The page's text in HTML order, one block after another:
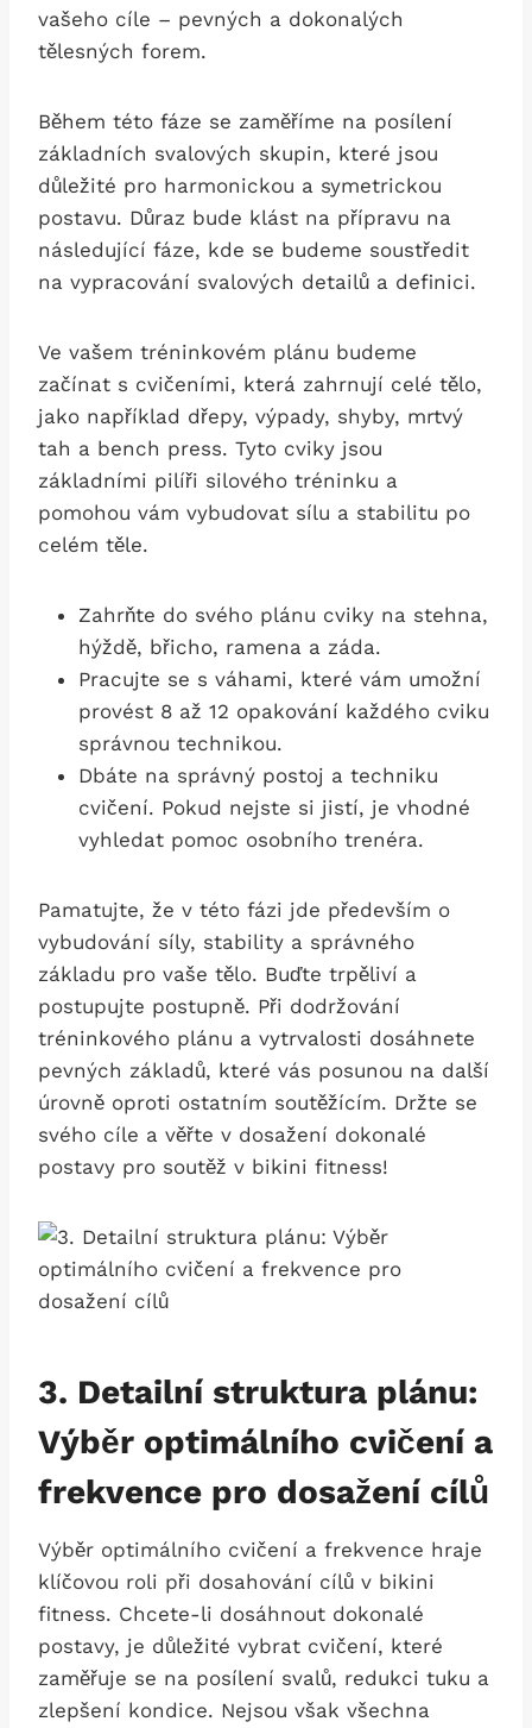
vašeho cíle – pevných a‌ dokonalých
tělesných forem.
Během této fáze⁢ se zaměříme na posílení
základních ‌svalových skupin, které jsou
důležité pro ⁢harmonickou a symetrickou
postavu. ⁣Důraz bude klást⁢ na‌ přípravu na
⁢následující fáze,​ kde se budeme soustředit
na vypracování svalových detailů a definici.
Ve vašem tréninkovém plánu budeme
začínat s cvičeními, která zahrnují celé tělo,
jako například dřepy, výpady, shyby, mrtvý
tah a bench press.‍ Tyto cviky jsou
základními pilíři silového ‌tréninku a
pomohou vám vybudovat sílu a stabilitu po
celém těle.
Zahrňte ⁢do ⁣svého plánu⁤ cviky na stehna,
hýždě, břicho, ramena a záda.
Pracujte se s váhami, které vám ‌umožní
provést 8 až 12 opakování⁢ každého cviku
správnou technikou.
Dbáte na správný postoj ‍a techniku
cvičení. Pokud nejste si⁣ jistí, je vhodné
vyhledat pomoc osobního‍ trenéra.
Pamatujte, že v ⁣této fázi jde především o
vybudování ‌síly,‍ stability a správného
základu⁣ pro vaše tělo.⁢ Buďte trpěliví a
postupujte postupně. ⁣Při dodržování
tréninkového plánu a vytrvalosti dosáhnete
pevných základů, které vás posunou na další
úrovně oproti ostatním soutěžícím. Držte se
svého cíle a věřte v dosažení dokonalé
postavy pro soutěž v bikini fitness!
3.⁢ Detailní struktura​ plánu:
Výběr optimálního cvičení a
frekvence pro‍ dosažení cílů
Výběr ‌optimálního cvičení a frekvence hraje
klíčovou roli při dosahování cílů ‌v bikini
fitness. Chcete-li dosáhnout dokonalé​
postavy, je důležité vybrat cvičení, které
zaměřuje se na ‍posílení svalů, redukci tuku a
zlepšení kondice. Nejsou však všechna